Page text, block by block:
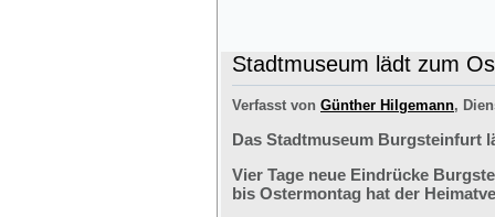
Stadtmuseum lädt zum
Verfasst von Günther Hilgemann,
Das Stadtmuseum Burgsteinfurt
Vier Tage neue Eindrücke
bis Ostermontag hat der